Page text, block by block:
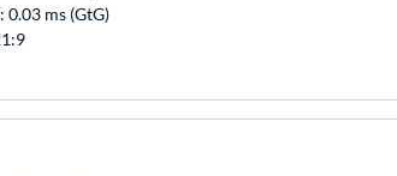
0.03 ms (GtG)